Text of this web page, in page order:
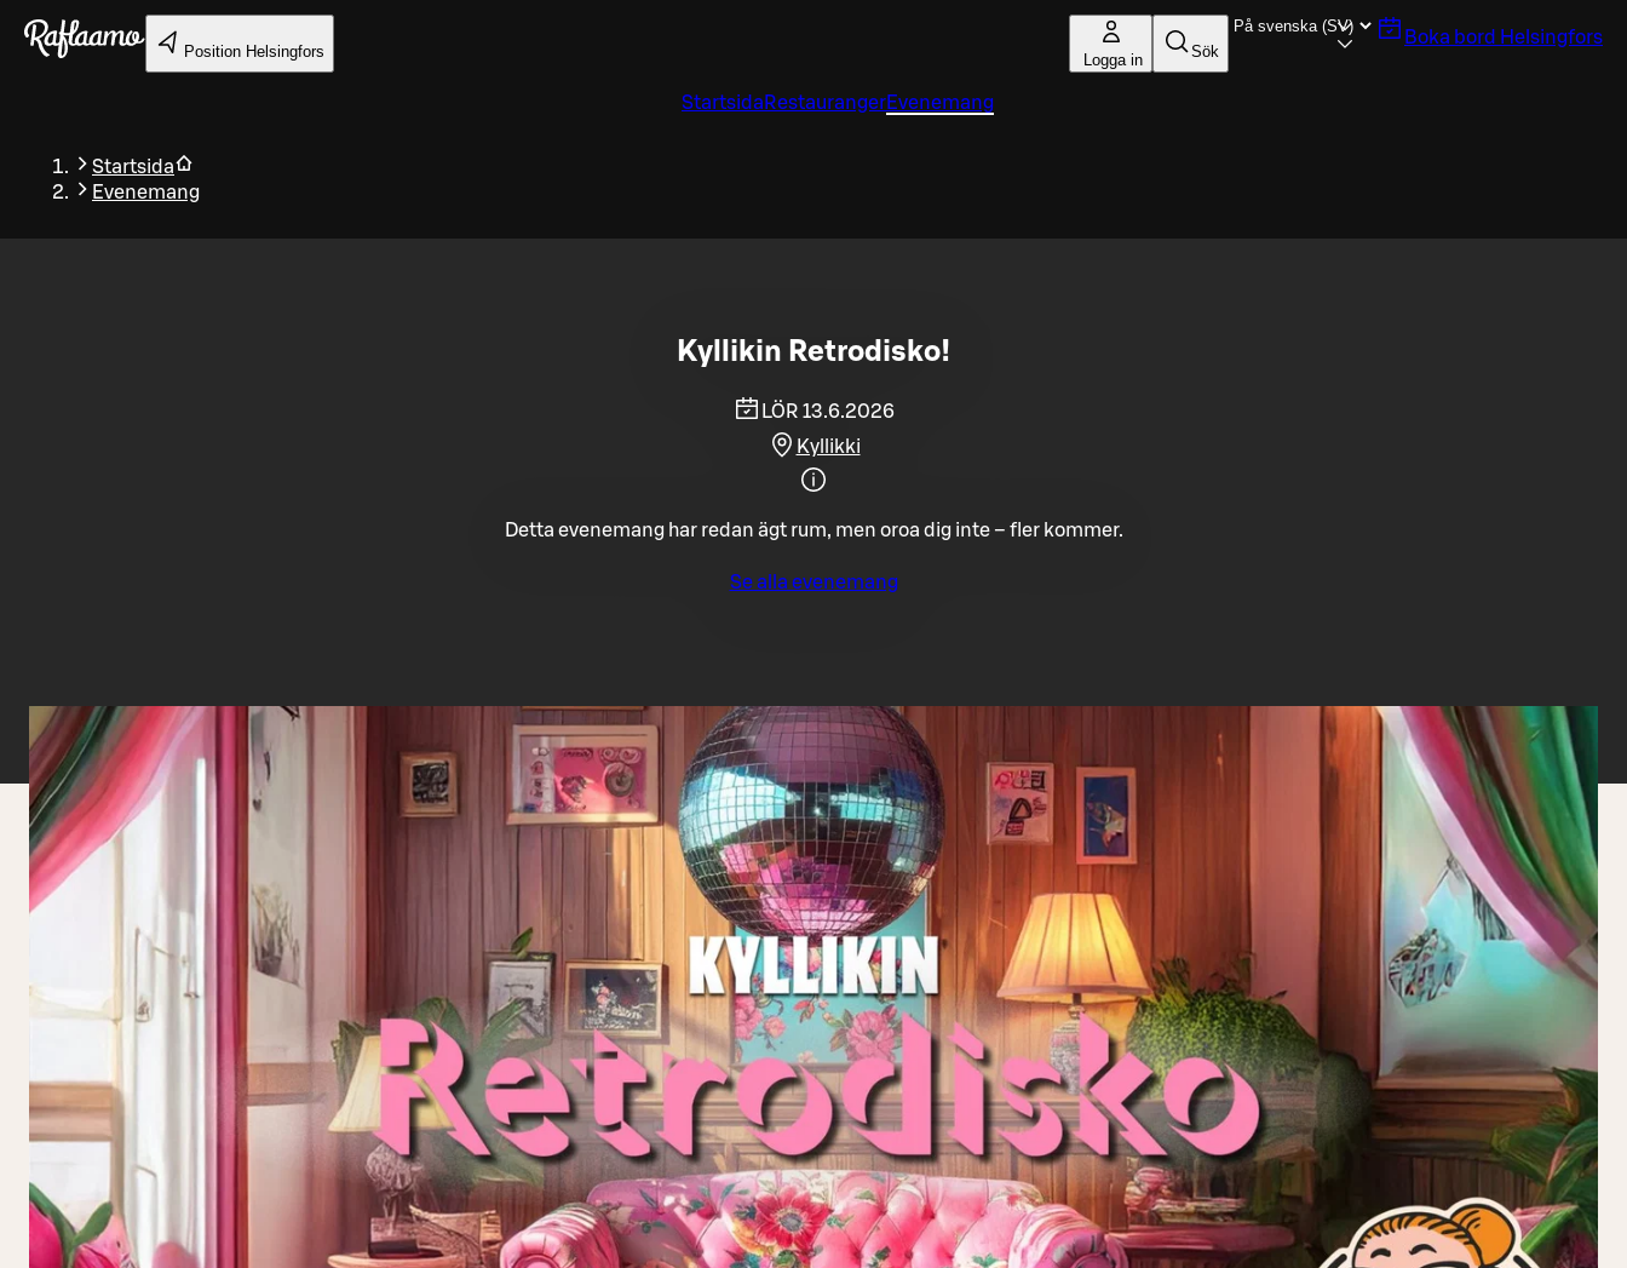
Gå till huvudinnehållet
Position Helsingfors Logga in Sök
Boka bord Helsingfors
Startsida RestaurangerEvenemang
Startsida
Evenemang
Tillbaka
Kyllikin Retrodisko!
LÖR 13.6.2026
Kyllikki
Detta evenemang har redan ägt rum, men oroa dig inte – fler kommer.
Se alla evenemang